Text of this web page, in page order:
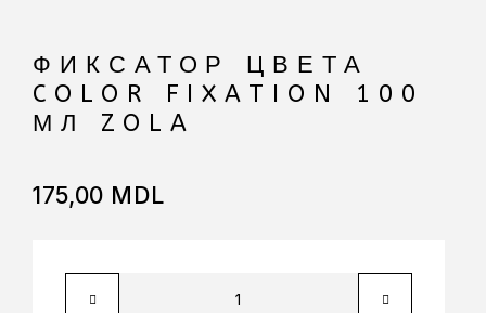
ФИКСАТОР ЦВЕТА
COLOR FIXATION 100
МЛ ZOLA
175,00 MDL